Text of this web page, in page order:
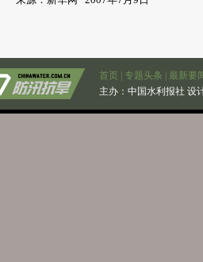
首页 专题头条
最新要
主办： 中国水利报社 设